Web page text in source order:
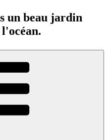
un beau jardin